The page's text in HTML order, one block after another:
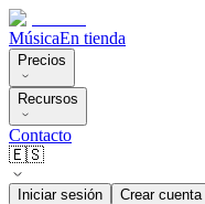
MúsicaEn tienda
Precios
Recursos
Contacto
🇪🇸
Iniciar sesión Crear cuenta